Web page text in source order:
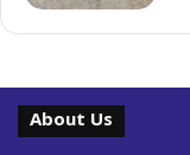
About Us